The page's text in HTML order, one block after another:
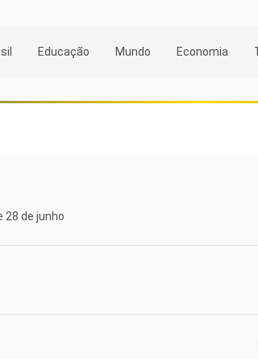
Educação Mundo Economia
28 de junho